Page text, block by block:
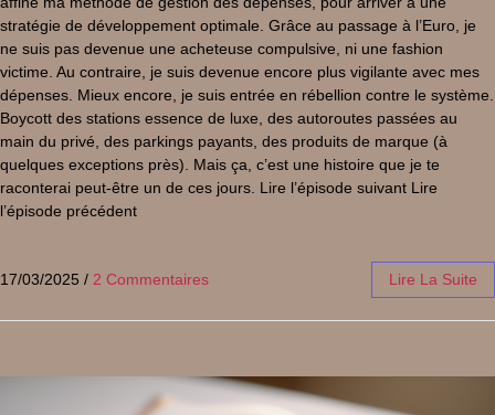
stratégie de développement optimale. Grâce au passage à l’Euro, je
ne suis pas devenue une acheteuse compulsive, ni une fashion
victime. Au contraire, je suis devenue encore plus vigilante avec mes
dépenses. Mieux encore, je suis entrée en rébellion contre le système.
Boycott des stations essence de luxe, des autoroutes passées au
main du privé, des parkings payants, des produits de marque (à
quelques exceptions près). Mais ça, c’est une histoire que je te
raconterai peut-être un de ces jours. Lire l’épisode suivant Lire
l’épisode précédent
17/03/2025 / 2 Commentaires Lire La Suite